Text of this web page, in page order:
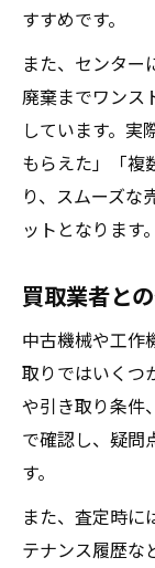
すすめです。
また、センター
廃棄までワンス
しています。実
もらえた」「複
り、スムーズな
ットとなります。
買取業者と
中古機械や工作
取りではいくつ
や引き取り条件
で確認し、疑問
す。
また、査定時に
テナンス履歴な